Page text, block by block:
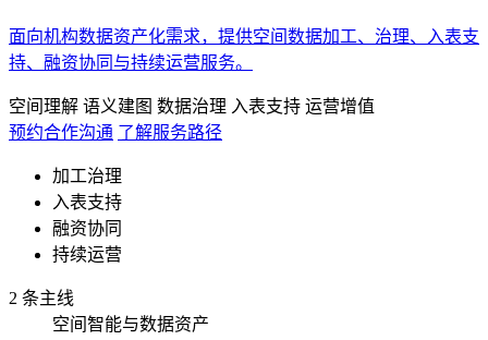
面向机构数据资产化需求，提供空间数据加工、治理、入表支
持、融资协同与持续运营服务。
空间理解 语义建图 数据治理 入表支持 运营增值
预约合作沟通 了解服务路径
加工治理
入表支持
融资协同
持续运营
2 条主线
空间智能与数据资产